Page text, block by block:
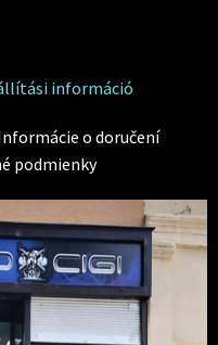
információ
o doručení
podmienky